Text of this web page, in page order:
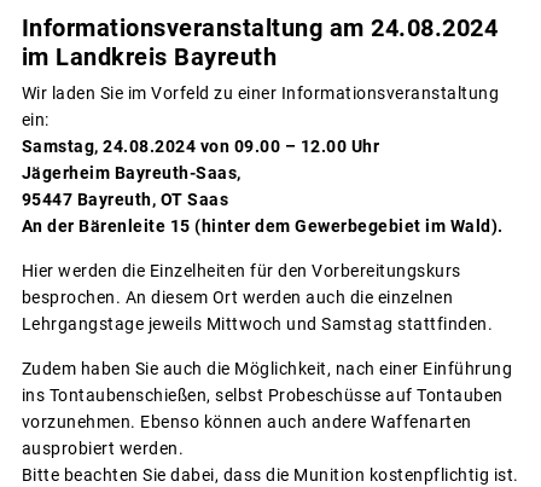
Informationsveranstaltung am 24.08.2024
im Landkreis Bayreuth
Wir laden Sie im Vorfeld zu einer Informationsveranstaltung
ein:
Samstag, 24.08.2024 von 09.00 – 12.00 Uhr
Jägerheim Bayreuth-Saas,
95447 Bayreuth, OT Saas
An der Bärenleite 15 (hinter dem Gewerbegebiet im Wald).
Hier werden die Einzelheiten für den Vorbereitungskurs
besprochen. An diesem Ort werden auch die einzelnen
Lehrgangstage jeweils Mittwoch und Samstag stattfinden.
Zudem haben Sie auch die Möglichkeit, nach einer Einführung
ins Tontaubenschießen, selbst Probeschüsse auf Tontauben
vorzunehmen. Ebenso können auch andere Waffenarten
ausprobiert werden.
Bitte beachten Sie dabei, dass die Munition kostenpflichtig ist.